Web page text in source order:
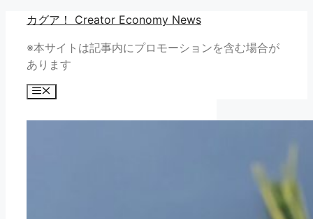
カグア！ Creator Economy News
※本サイトは記事内にプロモーションを含む場合が
あります
メ